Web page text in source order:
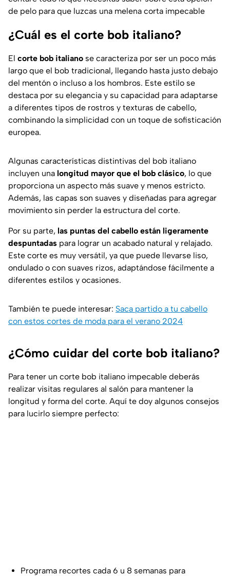
de pelo para que luzcas una melena corta impecable
¿Cuál es el corte bob italiano?
El corte bob italiano se caracteriza por ser un poco más
largo que el bob tradicional, llegando hasta justo debajo
del mentón o incluso a los hombros. Este estilo se
destaca por su elegancia y su capacidad para adaptarse
a diferentes tipos de rostros y texturas de cabello,
combinando la simplicidad con un toque de sofisticación
europea.
Algunas características distintivas del bob italiano
incluyen una longitud mayor que el bob clásico, lo que
proporciona un aspecto más suave y menos estricto.
Además, las capas son suaves y diseñadas para agregar
movimiento sin perder la estructura del corte.
Por su parte, las puntas del cabello están ligeramente
despuntadas para lograr un acabado natural y relajado.
Este corte es muy versátil, ya que puede llevarse liso,
ondulado o con suaves rizos, adaptándose fácilmente a
diferentes estilos y ocasiones.
También te puede interesar: Saca partido a tu cabello
con estos cortes de moda para el verano 2024
¿Cómo cuidar del corte bob italiano?
Para tener un corte bob italiano impecable deberás
realizar visitas regulares al salón para mantener la
longitud y forma del corte. Aquí te doy algunos consejos
para lucirlo siempre perfecto:
Programa recortes cada 6 u 8 semanas para